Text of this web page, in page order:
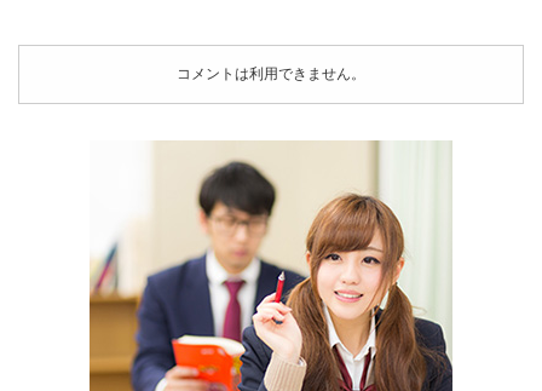
コメントは利用できません。